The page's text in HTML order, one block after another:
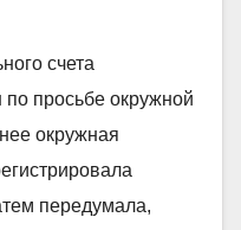
счета
по просьбе окружной
окружная
передумала,